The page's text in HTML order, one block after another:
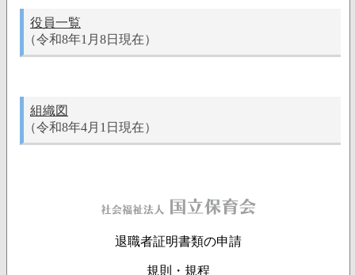
役員一覧
（令和8年1月8日現在）
組織図
（令和8年4月1日現在）
退職者証明書類の申請
規則・規程